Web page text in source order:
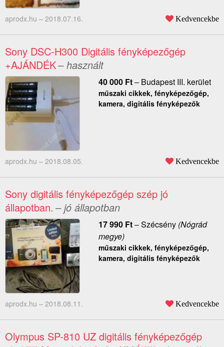
aprodx.hu – 2018.07.16. Kedvencekbe
Sony DSC-H300 Digitális fényképezőgép
+AJÁNDÉK– használt
40 000 Ft– Budapest III. kerület
műszaki cikkek, fényképezőgép,
kamera, digitális fényképezők
aprodx.hu – 2018.08.05. Kedvencekbe
Sony digitális fényképezőgép szép jó
állapotban. – jó állapotban
17 990 Ft–Szécsény(Nógrád
megye)
műszaki cikkek, fényképezőgép,
kamera, digitális fényképezők
aprodx.hu – 2018.08.11. Kedvencekbe
Olympus SP-810 UZ digitális fényképezőgép